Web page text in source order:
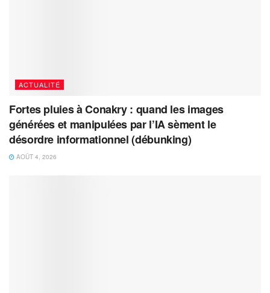
ACTUALITÉ
Fortes pluies à Conakry : quand les images
générées et manipulées par l’IA sèment le
désordre informationnel (débunking)
AOÛT 4, 2026